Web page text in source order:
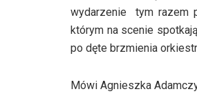
wydarzenie tym razem
którym na scenie
po dęte brzmienia
Mówi Agnieszka